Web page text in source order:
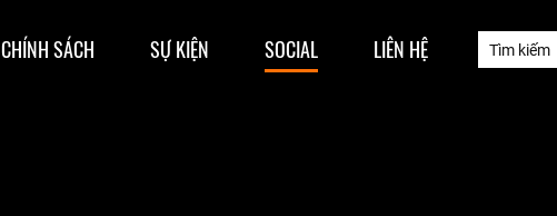
CHÍNH SÁCH SỰ KIỆN SOCIAL LIÊN HỆ